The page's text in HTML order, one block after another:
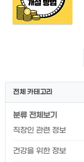
전체 카테고리
분류 전체보기
직장인 관련 정보
건강을 위한 정보